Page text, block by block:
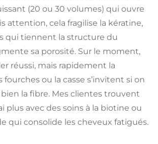
(20 ou 30 volumes) qui ouvre
attention, cela fragilise la kératine,
qui tiennent la structure du
sa porosité. Sur le moment,
réussi, mais rapidement la
fourches ou la casse s’invitent si on
la fibre. Mes clientes trouvent
plus avec des soins à la biotine ou
qui consolide les cheveux fatigués.